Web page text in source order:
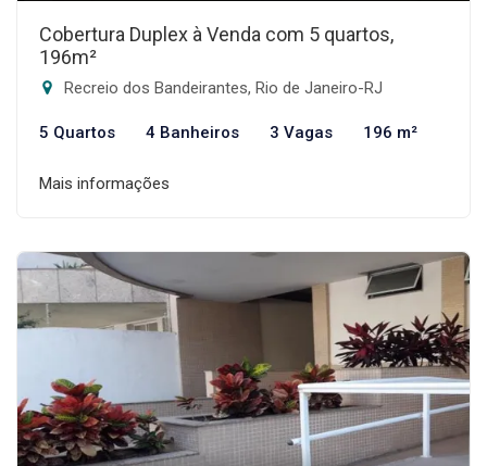
Cobertura Duplex à Venda com 5 quartos,
196m²
Recreio dos Bandeirantes, Rio de Janeiro-RJ
5 Quartos 4 Banheiros 3 Vagas 196 m²
Mais informações